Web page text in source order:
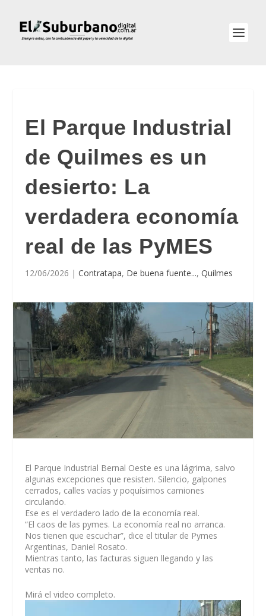
El Parque Industrial
de Quilmes es un
desierto: La
verdadera economía
real de las PyMES
12/06/2026 |Contratapa, De buena fuente...,Quilmes
El Parque Industrial Bernal Oeste es una lágrima, salvo
algunas excepciones que resisten. Silencio, galpones
cerrados, calles vacías y poquísimos camiones
circulando.
Ese es el verdadero lado de la economía real.
“El caos de las pymes. La economía real no arranca.
Nos tienen que escuchar”, dice el titular de Pymes
Argentinas, Daniel Rosato.
Mientras tanto, las facturas siguen llegando y las
ventas no.
Mirá el video completo.